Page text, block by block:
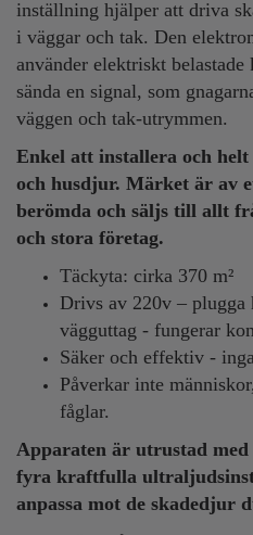
inställning hjälper att driva
i väggar och tak. Den
använder elektriskt
sända en signal, som
väggen och tak-utrymmen.
Enkel att installera och
och husdjur. Märket är av
berömda och säljs till allt
och stora företag.
Täckyta: cirka 370 m²
Drivs av 220v –
vägguttag - fungerar
Säker och effektiv -
Påverkar inte
fåglar.
Apparaten är utrustad
fyra kraftfulla
anpassa mot de skadedjur